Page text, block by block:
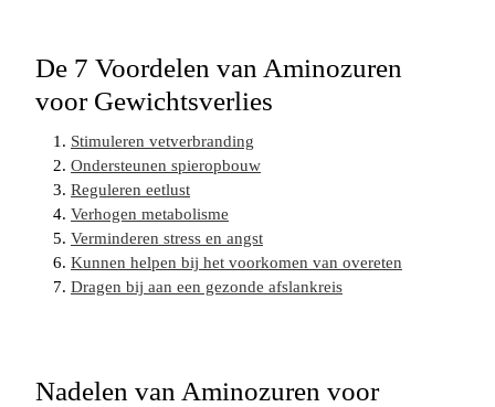
De 7 Voordelen van Aminozuren
voor Gewichtsverlies
Stimuleren vetverbranding
Ondersteunen spieropbouw
Reguleren eetlust
Verhogen metabolisme
Verminderen stress en angst
Kunnen helpen bij het voorkomen van overeten
Dragen bij aan een gezonde afslankreis
Nadelen van Aminozuren voor